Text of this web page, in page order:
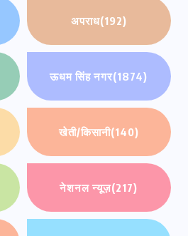
अपराध(192)
ऊधम सिंह नगर(1874)
खेती/किसानी(140)
नेशनल न्यूज़(217)